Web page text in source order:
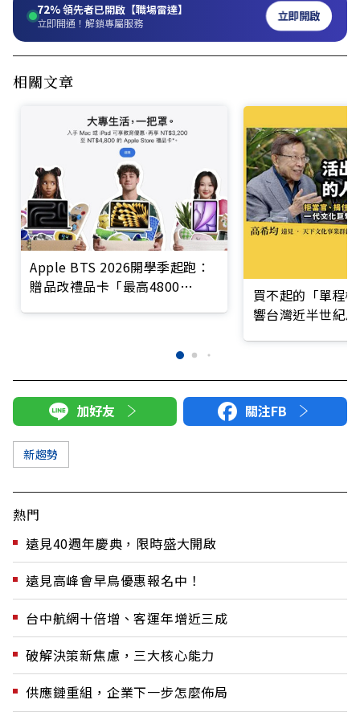
72%領先者已開啟【職場雷達】
立即開通！解鎖專屬服務 立即開啟
相關文章
Apple BTS 2026開學季起跑：
贈品改禮品卡「最高4800
買不起的「單程
響台灣近半世紀
加好友 關注FB
新趨勢
熱門
遠見40週年慶典，限時盛大開啟
遠見高峰會早鳥優惠報名中！
台中航網十倍增、客運年增近三成
破解決策新焦慮，三大核心能力
供應鏈重組，企業下一步怎麼佈局